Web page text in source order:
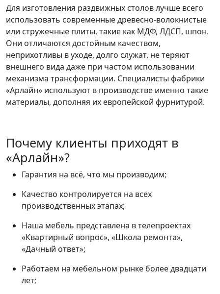
Для изготовления раздвижных столов лучше всего
использовать современные древесно-волокнистые
или стружечные плиты, такие как МДФ, ЛДСП, шпон.
Они отличаются достойным качеством,
неприхотливы в уходе, долго служат, не теряют
внешнего вида даже при частом использовании
механизма трансформации. Специалисты фабрики
«Арлайн» используют в производстве именно такие
материалы, дополняя их европейской фурнитурой.
Почему клиенты приходят в
«Арлайн»?
Гарантия на всё, что мы производим;
Качество контролируется на всех
производственных этапах;
Наша мебель представлена в телепроектах
«Квартирный вопрос», «Школа ремонта»,
«Дачный ответ»;
Работаем на мебельном рынке более двадцати
лет;